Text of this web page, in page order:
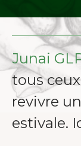
Junai
tous
revivre
estivale.